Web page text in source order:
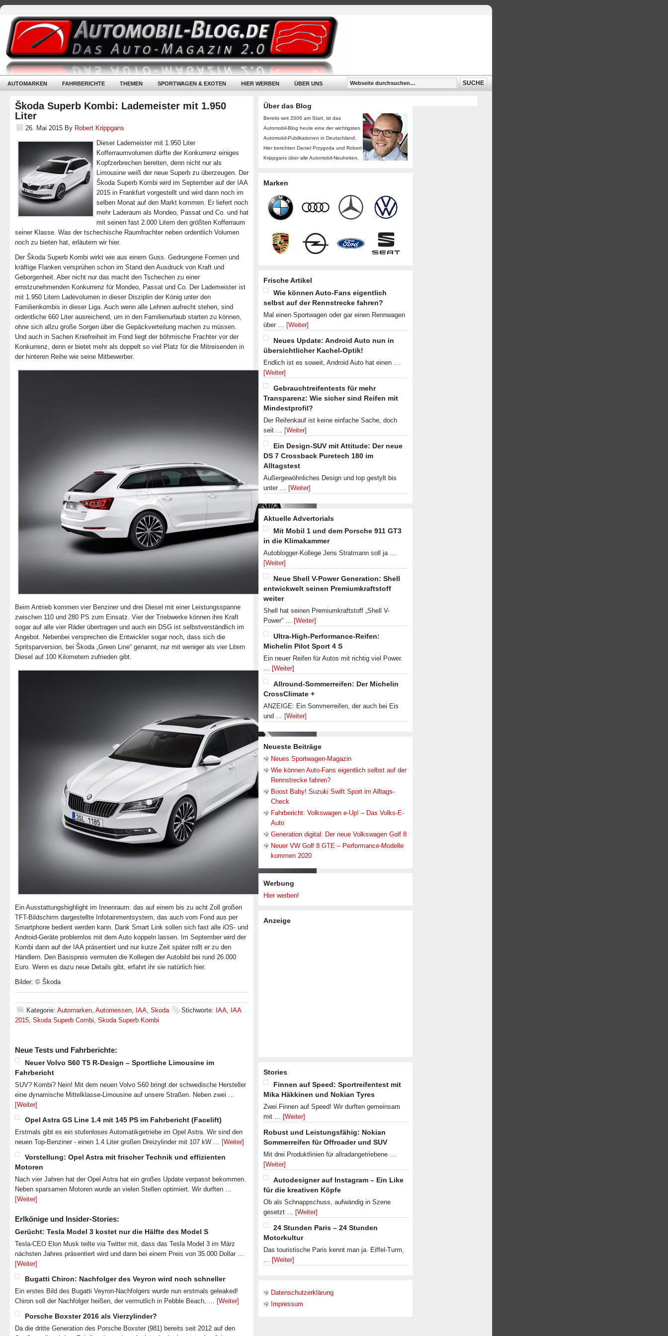
AUTOMARKEN FAHRBERICHTE THEMEN SPORTWAGEN & EXOTEN HIER WERBEN ÜBER UNS
Škoda Superb Kombi: Lademeister mit 1.950
Liter
26. Mai 2015 By Robert Krippgans
Dieser Lademeister mit 1.950 Liter
Kofferraumvolumen dürfte der Konkurrenz einiges
Kopfzerbrechen bereiten, denn nicht nur als
Limousine weiß der neue Superb zu überzeugen. Der
Škoda Superb Kombi wird im September auf der IAA
2015 in Frankfurt vorgestellt und wird dann noch im
selben Monat auf den Markt kommen. Er liefert noch
mehr Laderaum als Mondeo, Passat und Co. und hat
mit seinen fast 2.000 Litern den größten Kofferraum
seiner Klasse. Was der tschechische Raumfrachter neben ordentlich Volumen
noch zu bieten hat, erläutern wir hier.
Der Škoda Superb Kombi wirkt wie aus einem Guss. Gedrungene Formen und
kräftige Flanken versprühen schon im Stand den Ausdruck von Kraft und
Geborgenheit. Aber nicht nur das macht den Tschechen zu einer
ernstzunehmenden Konkurrenz für Mondeo, Passat und Co. Der Lademeister ist
mit 1.950 Litern Ladevolumen in dieser Disziplin der König unter den
Familienkombis in dieser Liga. Auch wenn alle Lehnen aufrecht stehen, sind
ordentliche 660 Liter ausreichend, um in den Familienurlaub starten zu können,
ohne sich allzu große Sorgen über die Gepäckverteilung machen zu müssen.
Und auch in Sachen Kniefreiheit im Fond liegt der böhmische Frachter vor der
Konkurrenz, denn er bietet mehr als doppelt so viel Platz für die Mitreisenden in
der hinteren Reihe wie seine Mitbewerber.
Beim Antrieb kommen vier Benziner und drei Diesel mit einer Leistungsspanne
zwischen 110 und 280 PS zum Einsatz. Vier der Triebwerke können ihre Kraft
sogar auf alle vier Räder übertragen und auch ein DSG ist selbstverständlich im
Angebot. Nebenbei versprechen die Entwickler sogar noch, dass sich die
Spritsparversion, bei Škoda „Green Line“ genannt, nur mit weniger als vier Litern
Diesel auf 100 Kilometern zufrieden gibt.
Ein Ausstattungshighlight im Innenraum: das auf einem bis zu acht Zoll großen
TFT-Bildschirm dargestellte Infotainmentsystem, das auch vom Fond aus per
Smartphone bedient werden kann. Dank Smart Link sollen sich fast alle iOS- und
Android-Geräte problemlos mit dem Auto koppeln lassen. Im September wird der
Kombi dann auf der IAA präsentiert und nur kurze Zeit später rollt er zu den
Händlern. Den Basispreis vermuten die Kollegen der Autobild bei rund 26.000
Euro. Wenn es dazu neue Details gibt, erfahrt ihr sie natürlich hier.
Bilder: © Škoda
Kategorie: Automarken, Automessen, IAA, Skoda Stichworte: IAA, IAA
2015, Skoda Superb Combi, Skoda Superb Kombi
Neue Tests und Fahrberichte:
Neuer Volvo S60 T5 R-Design – Sportliche Limousine im
Fahrbericht
SUV? Kombi? Nein! Mit dem neuen Volvo S60 bringt der schwedische Hersteller
eine dynamische Mittelklasse-Limousine auf unsere Straßen. Neben zwei …
[Weiter]
Opel Astra GS Line 1.4 mit 145 PS im Fahrbericht (Facelift)
Erstmals gibt es ein stufenloses Automatikgetriebe im Opel Astra. Wir sind den
neuen Top-Benziner - einen 1.4 Liter großen Dreizylinder mit 107 kW … [Weiter]
Vorstellung: Opel Astra mit frischer Technik und effizienten
Motoren
Nach vier Jahren hat der Opel Astra hat ein großes Update verpasst bekommen.
Neben sparsamen Motoren wurde an vielen Stellen optimiert. Wir durften …
[Weiter]
Erlkönige und Insider-Stories:
Gerücht: Tesla Model 3 kostet nur die Hälfte des Model S
Tesla-CEO Elon Musk teilte via Twitter mit, dass das Tesla Model 3 im März
nächsten Jahres präsentiert wird und dann bei einem Preis von 35.000 Dollar …
[Weiter]
Bugatti Chiron: Nachfolger des Veyron wird noch schneller
Ein erstes Bild des Bugatti Veyron-Nachfolgers wurde nun erstmals geleaked!
Chiron soll der Nachfolger heißen, der vermutlich in Pebble Beach, … [Weiter]
Porsche Boxster 2016 als Vierzylinder?
Da die dritte Generation des Porsche Boxster (981) bereits seit 2012 auf den
Über das Blog
Bereits seit 2006 am Start, ist das
Automobil-Blog heute eine der wichtigsten
Automobil-Publikationen in Deutschland.
Hier berichten Daniel Przygoda und Robert
Krippgans über alle Automobil-Neuheiten.
Marken
Frische Artikel
Wie können Auto-Fans eigentlich
selbst auf der Rennstrecke fahren?
Mal einen Sportwagen oder gar einen Rennwagen
über … [Weiter]
Neues Update: Android Auto nun in
übersichtlicher Kachel-Optik!
Endlich ist es soweit, Android Auto hat einen …
[Weiter]
Gebrauchtreifentests für mehr
Transparenz: Wie sicher sind Reifen mit
Mindestprofil?
Der Reifenkauf ist keine einfache Sache, doch
seit … [Weiter]
Ein Design-SUV mit Attitude: Der neue
DS 7 Crossback Puretech 180 im
Alltagstest
Außergewöhnliches Design und top gestylt bis
unter … [Weiter]
Aktuelle Advertorials
Mit Mobil 1 und dem Porsche 911 GT3
in die Klimakammer
Autoblogger-Kollege Jens Stratmann soll ja …
[Weiter]
Neue Shell V-Power Generation: Shell
entwickwelt seinen Premiumkraftstoff
weiter
Shell hat seinen Premiumkraftstoff „Shell V-
Power“ … [Weiter]
Ultra-High-Performance-Reifen:
Michelin Pilot Sport 4 S
Ein neuer Reifen für Autos mit richtig viel Power.
… [Weiter]
Allround-Sommerreifen: Der Michelin
CrossClimate +
ANZEIGE: Ein Sommerreifen, der auch bei Eis
und … [Weiter]
Neueste Beiträge
Neues Sportwagen-Magazin
Wie können Auto-Fans eigentlich selbst auf der
Rennstrecke fahren?
Boost Baby! Suzuki Swift Sport im Alltags-
Check
Fahrbericht: Volkswagen e-Up! – Das Volks-E-
Auto
Generation digital: Der neue Volkswagen Golf 8
Neuer VW Golf 8 GTE – Performance-Modelle
kommen 2020
Werbung
Hier werben!
Anzeige
Stories
Finnen auf Speed: Sportreifentest mit
Mika Häkkinen und Nokian Tyres
Zwei Finnen auf Speed! Wir durften gemeinsam
mit … [Weiter]
Robust und Leistungsfähig: Nokian
Sommerreifen für Offroader und SUV
Mit drei Produktlinien für allradangetriebene …
[Weiter]
Autodesigner auf Instagram – Ein Like
für die kreativen Köpfe
Ob als Schnappschuss, aufwändig in Szene
gesetzt … [Weiter]
24 Stunden Paris – 24 Stunden
Motorkultur
Das touristische Paris kennt man ja. Eiffel-Turm,
… [Weiter]
Datenschutzerklärung
Impressum